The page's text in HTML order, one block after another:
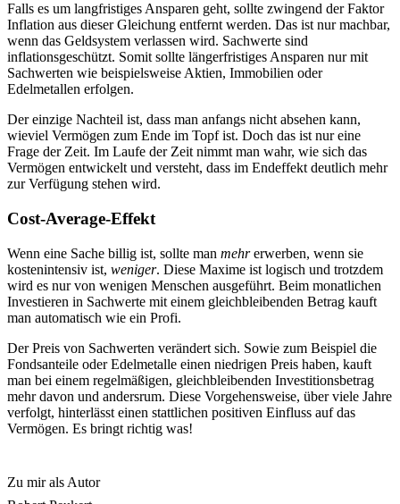
Falls es um langfristiges Ansparen geht, sollte zwingend der Faktor
Inflation aus dieser Gleichung entfernt werden. Das ist nur machbar,
wenn das Geldsystem verlassen wird. Sachwerte sind
inflationsgeschützt. Somit sollte längerfristiges Ansparen nur mit
Sachwerten wie beispielsweise Aktien, Immobilien oder
Edelmetallen erfolgen.
Der einzige Nachteil ist, dass man anfangs nicht absehen kann,
wieviel Vermögen zum Ende im Topf ist. Doch das ist nur eine
Frage der Zeit. Im Laufe der Zeit nimmt man wahr, wie sich das
Vermögen entwickelt und versteht, dass im Endeffekt deutlich mehr
zur Verfügung stehen wird.
Cost-Average-Effekt
Wenn eine Sache billig ist, sollte man mehrerwerben, wenn sie
kostenintensiv ist, weniger. Diese Maxime ist logisch und trotzdem
wird es nur von wenigen Menschen ausgeführt. Beim monatlichen
Investieren in Sachwerte mit einem gleichbleibenden Betrag kauft
man automatisch wie ein Profi.
Der Preis von Sachwerten verändert sich. Sowie zum Beispiel die
Fondsanteile oder Edelmetalle einen niedrigen Preis haben, kauft
man bei einem regelmäßigen, gleichbleibenden Investitionsbetrag
mehr davon und andersrum. Diese Vorgehensweise, über viele Jahre
verfolgt, hinterlässt einen stattlichen positiven Einfluss auf das
Vermögen. Es bringt richtig was!
Zu mir als Autor